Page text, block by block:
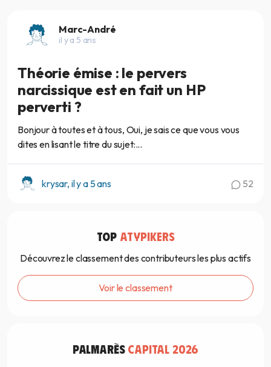
Marc-André
il y a 5 ans
Théorie émise : le pervers
narcissique est en fait un HP
perverti ?
Bonjour à toutes et à tous, Oui, je sais ce que vous vous
dites en lisant le titre du sujet:...
krysar, il y a 5 ans 52
TOP ATYPIKERS
Découvrez le classement des contributeurs les plus actifs
Voir le classement
PALMARÈS CAPITAL 2026